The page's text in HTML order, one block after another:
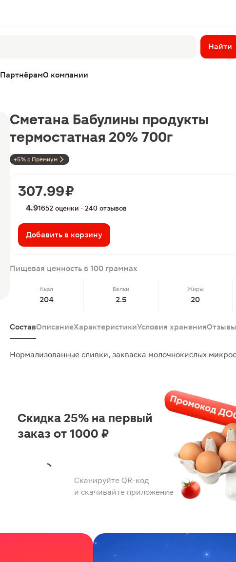
Найти
ПартнёрамО компании
+5% с Премиум
Сметана Бабулины продукты
термостатная 20% 700г
307.99 ₽
4.91652 оценки · 240 отзывов
Добавить в корзину
Пищевая ценность в 100 граммах
Ккал
204
Белки
2.5
Жиры
20
СоставОписаниеХарактеристикиУсловия храненияОтзывы
Нормализованные сливки, закваска молочнокислых
Сканируйте QR-код
и скачивайте приложение
Скидка 25% на первый
заказ от 1000 ₽